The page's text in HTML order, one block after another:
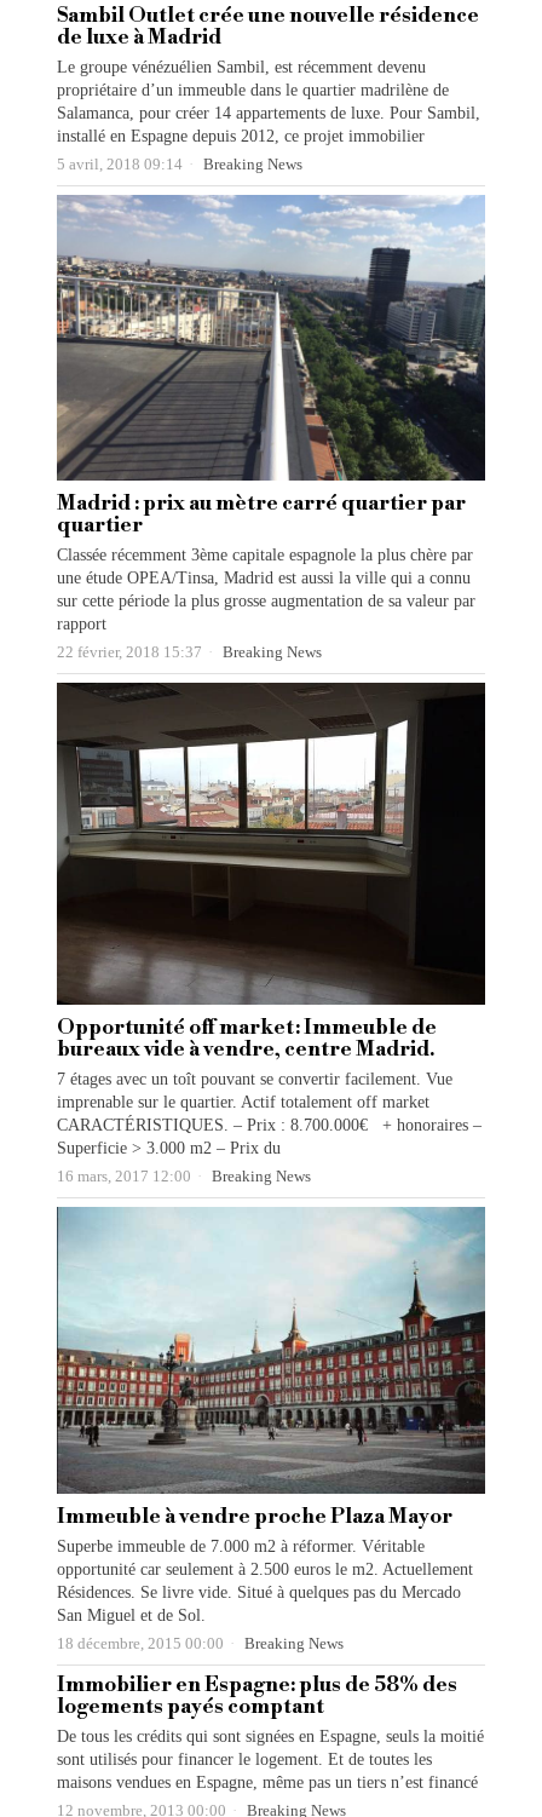
Sambil Outlet crée une nouvelle résidence
de luxe à Madrid
Le groupe vénézuélien Sambil, est récemment devenu
propriétaire d’un immeuble dans le quartier madrilène de
Salamanca, pour créer 14 appartements de luxe. Pour Sambil,
installé en Espagne depuis 2012, ce projet immobilier
5 avril, 2018 09:14 Breaking News
Madrid : prix au mètre carré quartier par
quartier
Classée récemment 3ème capitale espagnole la plus chère par
une étude OPEA/Tinsa, Madrid est aussi la ville qui a connu
sur cette période la plus grosse augmentation de sa valeur par
rapport
22 février, 2018 15:37 Breaking News
Opportunité off market: Immeuble de
bureaux vide à vendre, centre Madrid.
7 étages avec un toît pouvant se convertir facilement. Vue
imprenable sur le quartier. Actif totalement off market
CARACTÉRISTIQUES. – Prix : 8.700.000€ + honoraires –
Superficie > 3.000 m2 – Prix du
16 mars, 2017 12:00 Breaking News
Immeuble à vendre proche Plaza Mayor
Superbe immeuble de 7.000 m2 à réformer. Véritable
opportunité car seulement à 2.500 euros le m2. Actuellement
Résidences. Se livre vide. Situé à quelques pas du Mercado
San Miguel et de Sol.
18 décembre, 2015 00:00 Breaking News
Immobilier en Espagne: plus de 58% des
logements payés comptant
De tous les crédits qui sont signées en Espagne, seuls la moitié
sont utilisés pour financer le logement. Et de toutes les
maisons vendues en Espagne, même pas un tiers n’est financé
12 novembre, 2013 00:00 Breaking News